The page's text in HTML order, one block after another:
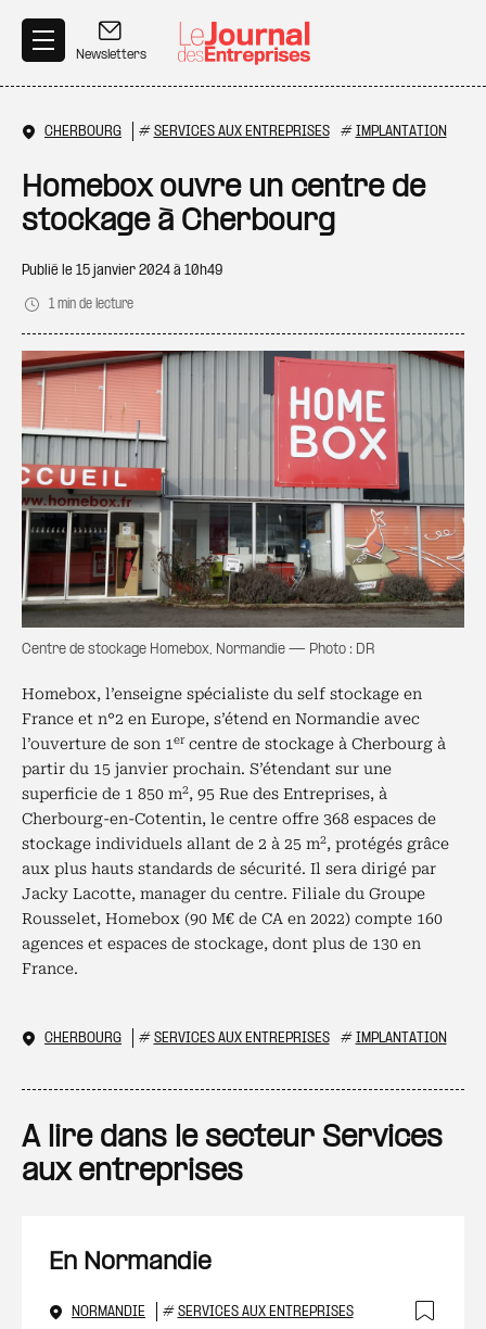
Newsletters
CHERBOURG # SERVICES AUX ENTREPRISES # IMPLANTATION
Homebox ouvre un centre de
stockage à Cherbourg
Publié le 15 janvier 2024 à 10h49
1 min de lecture
Centre de stockage Homebox, Normandie — Photo : DR
Homebox, l’enseigne spécialiste du self stockage en
France et n°2 en Europe, s’étend en Normandie avec
l’ouverture de son 1 er centre de stockage à Cherbourg à
partir du 15 janvier prochain. S’étendant sur une
superficie de 1 850 m2, 95 Rue des Entreprises, à
Cherbourg-en-Cotentin, le centre offre 368 espaces de
stockage individuels allant de 2 à 25 m2, protégés grâce
aux plus hauts standards de sécurité. Il sera dirigé par
Jacky Lacotte, manager du centre. Filiale du Groupe
Rousselet, Homebox (90 M€ de CA en 2022) compte 160
agences et espaces de stockage, dont plus de 130 en
France.
CHERBOURG # SERVICES AUX ENTREPRISES # IMPLANTATION
A lire dans le secteur Services
aux entreprises
En Normandie
NORMANDIE # SERVICES AUX ENTREPRISES